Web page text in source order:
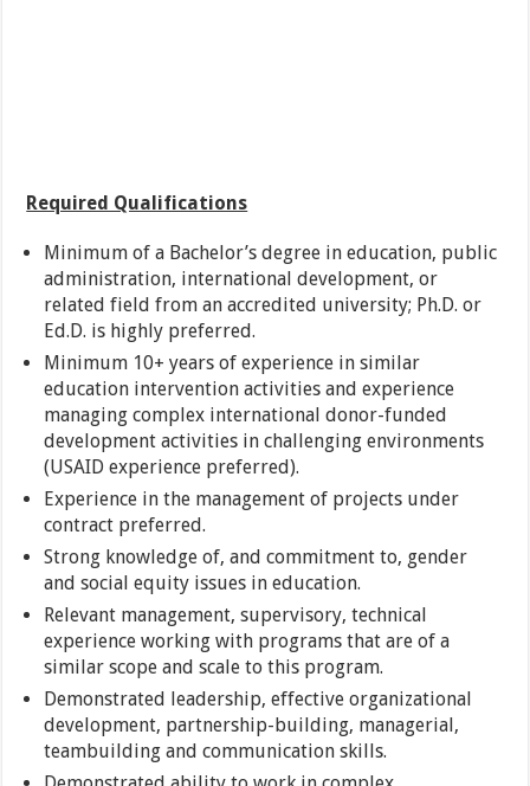
Required Qualifications
Minimum of a Bachelor’s degree in education, public
administration, international development, or
related field from an accredited university; Ph.D. or
Ed.D. is highly preferred.
Minimum 10+ years of experience in similar
education intervention activities and experience
managing complex international donor-funded
development activities in challenging environments
(USAID experience preferred).
Experience in the management of projects under
contract preferred.
Strong knowledge of, and commitment to, gender
and social equity issues in education.
Relevant management, supervisory, technical
experience working with programs that are of a
similar scope and scale to this program.
Demonstrated leadership, effective organizational
development, partnership-building, managerial,
teambuilding and communication skills.